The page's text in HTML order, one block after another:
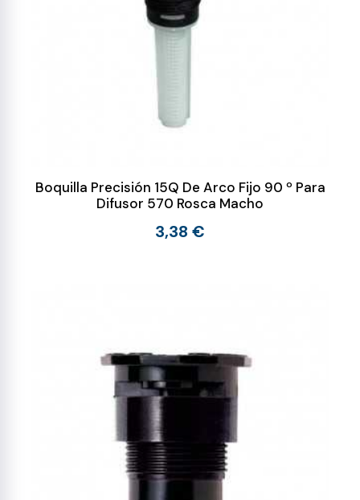
Boquilla Precisión 15Q De Arco Fijo 90 º Para
Difusor 570 Rosca Macho
3,38 €